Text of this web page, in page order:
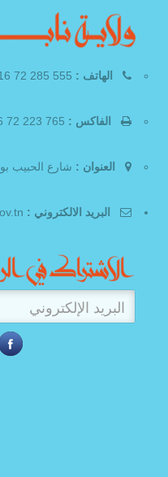
الهاتف :
الفاكس :
العنوان : شارع الحبيب
البريد الالكتروني :